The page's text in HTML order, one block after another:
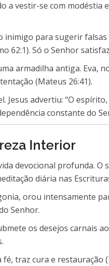
a vestir-se com modéstia
para sugerir
62:1). Só o Senhor
armadilha antiga. Eva,
(Mateus 26:41).
advertiu: “O
constante do
Interior
devocional profunda.
diária nas
orou intensamente
Senhor.
os desejos carnais
traz cura e restauração